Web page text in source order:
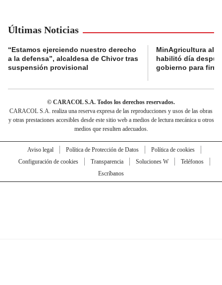
Últimas Noticias
“Estamos ejerciendo nuestro derecho
a la defensa”, alcaldesa de Chivor tras
suspensión provisional
MinAgricultura
habilitó día
gobierno para
© CARACOL S.A. Todos los derechos reservados.
CARACOL S.A. realiza una reserva expresa de las reproducciones y usos de las obras
y otras prestaciones accesibles desde este sitio web a medios de lectura mecánica u otros
medios que resulten adecuados.
Aviso legal Política de Protección de Datos
Política de cookies
Configuración de cookies
Transparencia Soluciones W
Teléfonos
Escríbanos